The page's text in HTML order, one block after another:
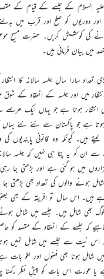
علیہ السلام کے جلسے کے قیام کے
دوریوں کو صلح اور قرب میں
کی کوشش کریں۔ حضرت مسیح موعود
میں بیان فرمائی ہیں۔
سارا سال جلسہ سالانہ کا انتظار
میں اور جلسہ کے انعقاد کے شوق
انتظار ہوتا ہے جو یہاں ایک
ہوتا ہے جو پاکستان سے نئے نئے
ہیں۔ کیونکہ وہ قانونی پابندیوں
سے ان کو یہ پتا ہی نہیں کہ جلسہ
میں ہو گئی ہے اور بڑھتی
ہونے والوں کی تعداد بھی بڑھتی جا
ہیں۔ اس سال تو افریقہ کے بھی
بھی شامل ہیں۔ جلسے میں شامل ہونے
کہ جلسے کے انعقاد کے مقصد
اس نیت سے جلسے میں شامل نہیں
شامل ہونا بھی فضول اور لغو
عورت اس بات کو پیشِ نظر رکھنا